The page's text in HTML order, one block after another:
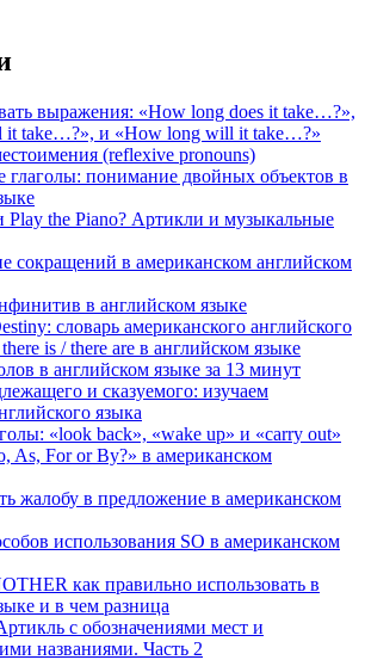
выражения: «How long does it take…?»,
it take…?», и «How long will it take…?»
(reflexive pronouns)
глаголы: понимание двойных объектов в
Play the Piano? Артикли и музыкальные
сокращений в американском английском
в английском языке
словарь американского английского
is / there are в английском языке
в английском языке за 13 минут
и сказуемого: изучаем
языка
«look back», «wake up» и «carry out»
As, For or By?» в американском
жалобу в предложение в американском
использования SO в американском
как правильно использовать в
и в чем разница
с обозначениями мест и
названиями. Часть 2